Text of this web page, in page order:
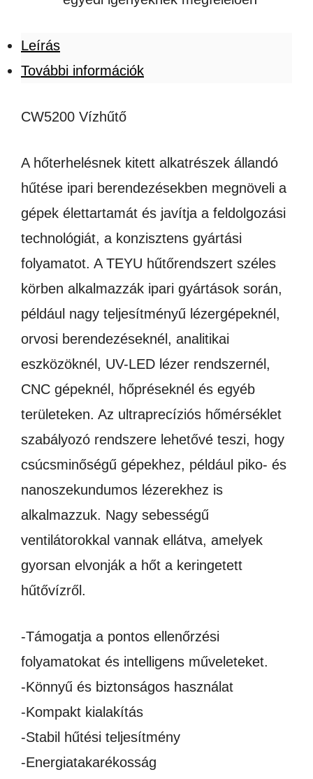
Leírás
További információk
CW5200 Vízhűtő
A hőterhelésnek kitett alkatrészek állandó
hűtése ipari berendezésekben megnöveli a
gépek élettartamát és javítja a feldolgozási
technológiát, a konzisztens gyártási
folyamatot. A TEYU hűtőrendszert széles
körben alkalmazzák ipari gyártások során,
például nagy teljesítményű lézergépeknél,
orvosi berendezéseknél, analitikai
eszközöknél, UV-LED lézer rendszernél,
CNC gépeknél, hőpréseknél és egyéb
területeken. Az ultraprecíziós hőmérséklet
szabályozó rendszere lehetővé teszi, hogy
csúcsminőségű gépekhez, például piko- és
nanoszekundumos lézerekhez is
alkalmazzuk. Nagy sebességű
ventilátorokkal vannak ellátva, amelyek
gyorsan elvonják a hőt a keringetett
hűtővízről.
-Támogatja a pontos ellenőrzési
folyamatokat és intelligens műveleteket.
-Könnyű és biztonságos használat
-Kompakt kialakítás
-Stabil hűtési teljesítmény
-Energiatakarékosság